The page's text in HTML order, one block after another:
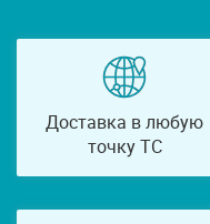
Доставка в любую
точку ТС